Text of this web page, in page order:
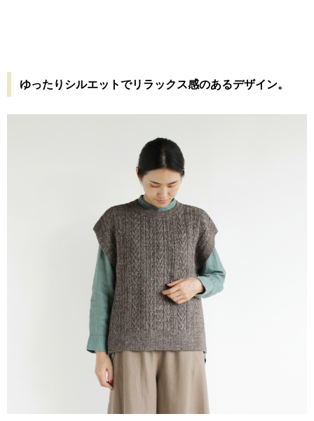
ゆったりシルエットでリラックス感のあるデザイン。